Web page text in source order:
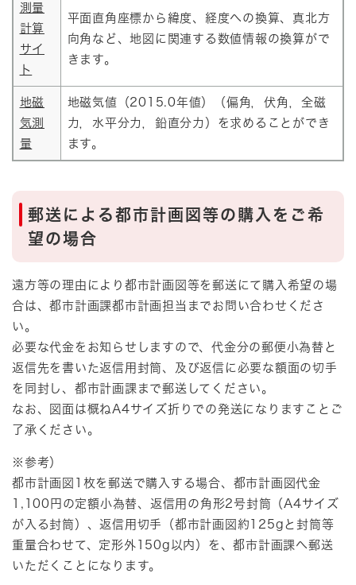
測量
計算
サイ
ト
平面直角座標から緯度、経度への換算、真北方
向角など、地図に関連する数値情報の換算がで
きます。
地磁
気測
量
地磁気値（2015.0年値）（偏角，伏角，全磁
力，水平分力，鉛直分力）を求めることができ
ます。
郵送による都市計画図等の購入をご希
望の場合
遠方等の理由により都市計画図等を郵送にて購入希望の場
合は、都市計画課都市計画担当までお問い合わせくださ
い。
必要な代金をお知らせしますので、代金分の郵便小為替と
返信先を書いた返信用封筒、及び返信に必要な額面の切手
を同封し、都市計画課まで郵送してください。
なお、図面は概ねA4サイズ折りでの発送になりますことご
了承ください。
※参考）
都市計画図1枚を郵送で購入する場合、都市計画図代金
1,100円の定額小為替、返信用の角形2号封筒（A4サイズ
が入る封筒）、返信用切手（都市計画図約125gと封筒等
重量合わせて、定形外150g以内）を、都市計画課へ郵送
いただくことになります。